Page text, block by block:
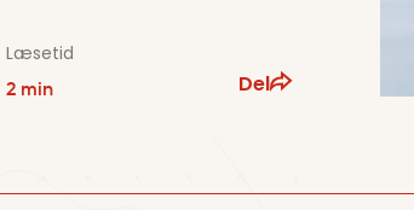
Læsetid
2 min Del